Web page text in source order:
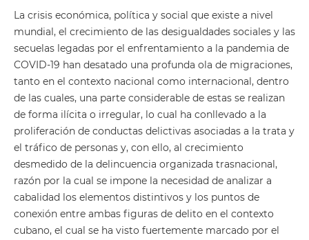
La crisis económica, política y social que existe a nivel
mundial, el crecimiento de las desigualdades sociales y las
secuelas legadas por el enfrentamiento a la pandemia de
COVID-19 han desatado una profunda ola de migraciones,
tanto en el contexto nacional como internacional, dentro
de las cuales, una parte considerable de estas se realizan
de forma ilícita o irregular, lo cual ha conllevado a la
proliferación de conductas delictivas asociadas a la trata y
el tráfico de personas y, con ello, al crecimiento
desmedido de la delincuencia organizada trasnacional,
razón por la cual se impone la necesidad de analizar a
cabalidad los elementos distintivos y los puntos de
conexión entre ambas figuras de delito en el contexto
cubano, el cual se ha visto fuertemente marcado por el